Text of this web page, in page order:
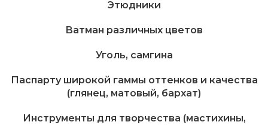
Этюдники
Ватман различных цветов
Уголь, самгина
Паспарту широкой гаммы оттенков и качества
(глянец, матовый, бархат)
Инструменты для творчества (мастихины,